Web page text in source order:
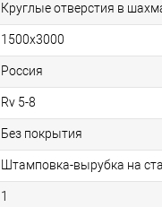
Круглые отверстия в
1500х3000
Россия
Rv 5-8
Без покрытия
Штамповка-вырубка на
1